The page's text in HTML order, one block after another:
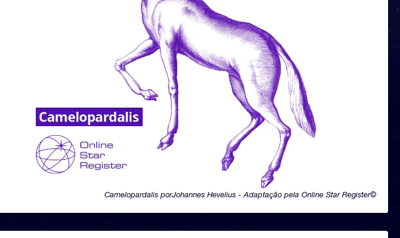
Camelopardalis porJohannes Hevelius - Adaptação pela Online Star Register©